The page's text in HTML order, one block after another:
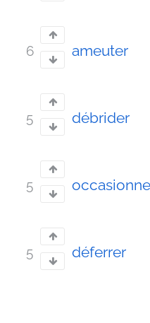
6 ameuter
5 débrider
5
5 déferrer